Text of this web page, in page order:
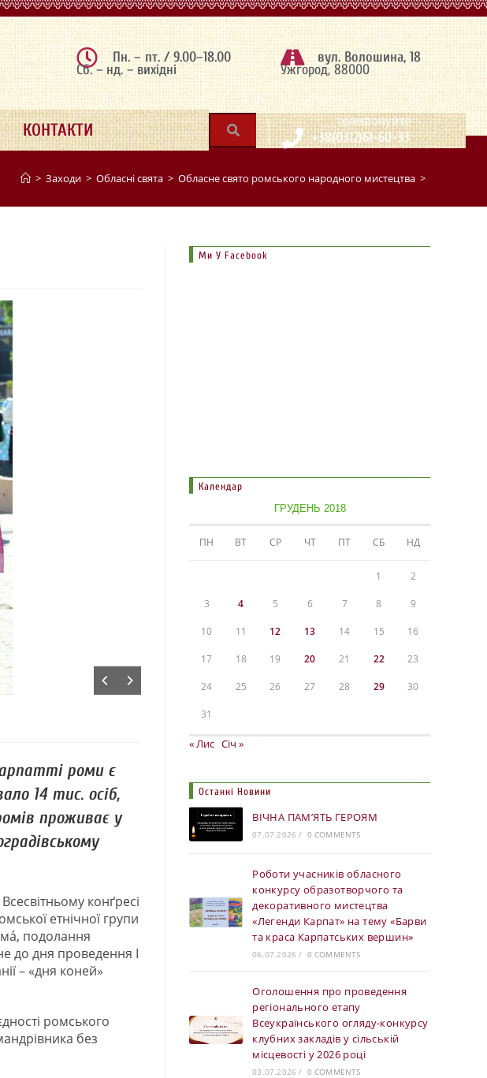
Пн. – пт. / 9.00–18.00
Сб. – нд. – вихідні
вул. Волошина, 18
Ужгород, 88000
КОНТАКТИ | телефонуйте
+38(0312)61-60-33
> Заходи > Обласні свята > Обласне свято ромського народного мистецтва >
роми є
14 тис. осіб,
проживає у
конґресі
етнічної групи
подолання
до дня проведення I
– «дня коней»
ромського
без
Ми У Facebook
Календар
ГРУДЕНЬ 2018
ПН ВТ СР ЧТ ПТ СБ НД
1 2
3 4 5 6 7 8 9
10 11 12 13 14 15 16
17 18 19 20 21 22 23
24 25 26 27 28 29 30
31
« Лис Січ »
Останні Новини
ВІЧНА ПАМ’ЯТЬ ГЕРОЯМ
07.07.2026 / 0 COMMENTS
Роботи учасників обласного
конкурсу образотворчого та
декоративного мистецтва
«Легенди Карпат» на тему «Барви
та краса Карпатських вершин»
06.07.2026 / 0 COMMENTS
Оголошення про проведення
регіонального етапу
Всеукраїнського огляду-конкурсу
клубних закладів у сільській
місцевості у 2026 році
03.07.2026 / 0 COMMENTS